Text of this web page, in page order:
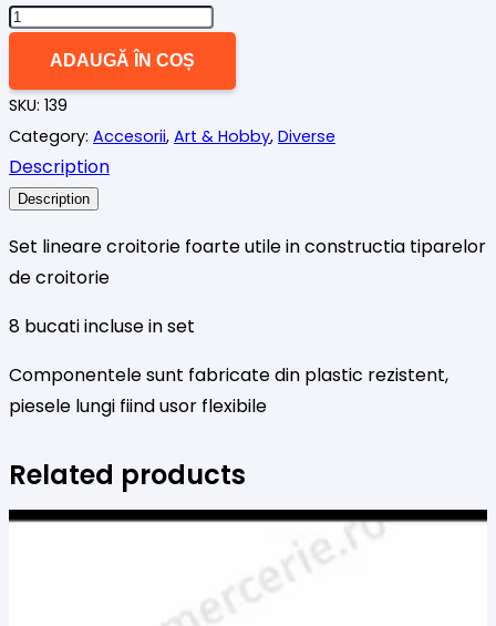
Cantitate
rigle
croitorie,
8
buc
ADAUGĂ ÎN COȘ
SKU: 139
Category: Accesorii, Art & Hobby, Diverse
Description
Description
Set lineare croitorie foarte utile in constructia tiparelor
de croitorie
8 bucati incluse in set
Componentele sunt fabricate din plastic rezistent,
piesele lungi fiind usor flexibile
Related products